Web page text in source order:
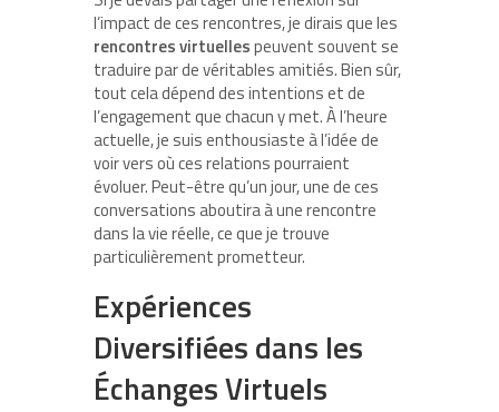
l’impact de ces rencontres, je dirais que les
rencontres virtuellespeuvent souvent se
traduire par de véritables amitiés. Bien sûr,
tout cela dépend des intentions et de
l’engagement que chacun y met. À l’heure
actuelle, je suis enthousiaste à l’idée de
voir vers où ces relations pourraient
évoluer. Peut-être qu’un jour, une de ces
conversations aboutira à une rencontre
dans la vie réelle, ce que je trouve
particulièrement prometteur.
Expériences
Diversifiées dans les
Échanges Virtuels